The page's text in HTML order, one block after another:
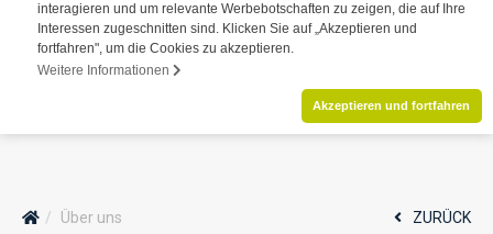
interagieren und um relevante Werbebotschaften zu zeigen, die auf Ihre
Interessen zugeschnitten sind. Klicken Sie auf „Akzeptieren und
fortfahren", um die Cookies zu akzeptieren.
Weitere Informationen
Akzeptieren und fortfahren
Über uns ZURÜCK